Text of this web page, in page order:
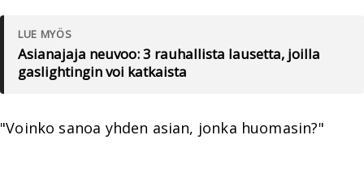
LUE MYÖS
Asianajaja neuvoo: 3 rauhallista lausetta, joilla
gaslightingin voi katkaista
"Voinko sanoa yhden asian, jonka huomasin?"